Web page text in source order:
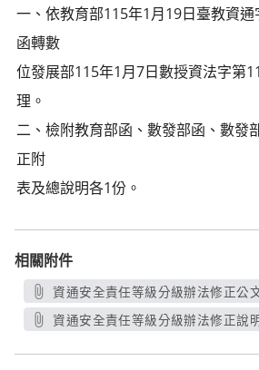
一、依教育部115年1月19日臺教資
函轉數
位發展部115年1月7日數授資法字第
理。
二、檢附教育部函、數發部函、數發
正附
表及總說明各1份。
相關附件
資通安全責任等級分級辦法修正公
另開新視窗
資通安全責任等級分級辦法修正說